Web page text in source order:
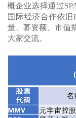
概企业选择通过
国际经济合作依
量、募资额、市值
大家交流。